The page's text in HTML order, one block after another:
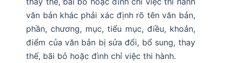
văn bản khác phải xác định rõ tên văn bản,
phần, chương, mục, tiểu mục, điều, khoản,
điểm của văn bản bị sửa đổi, bổ sung, thay
thế, bãi bỏ hoặc đình chỉ việc thi hành.